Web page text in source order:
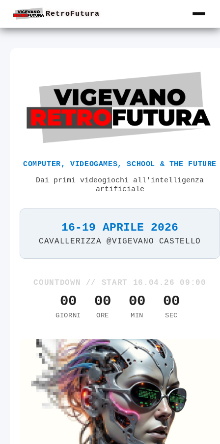
RetroFutura
COMPUTER, VIDEOGAMES, SCHOOL & THE FUTURE
Dai primi videogiochi all'intelligenza
artificiale
16-19 APRILE 2026
CAVALLERIZZA @VIGEVANO CASTELLO
COUNTDOWN // START 16.04.26 09:00
00
GIORNI
00
ORE
00
MIN
00
SEC